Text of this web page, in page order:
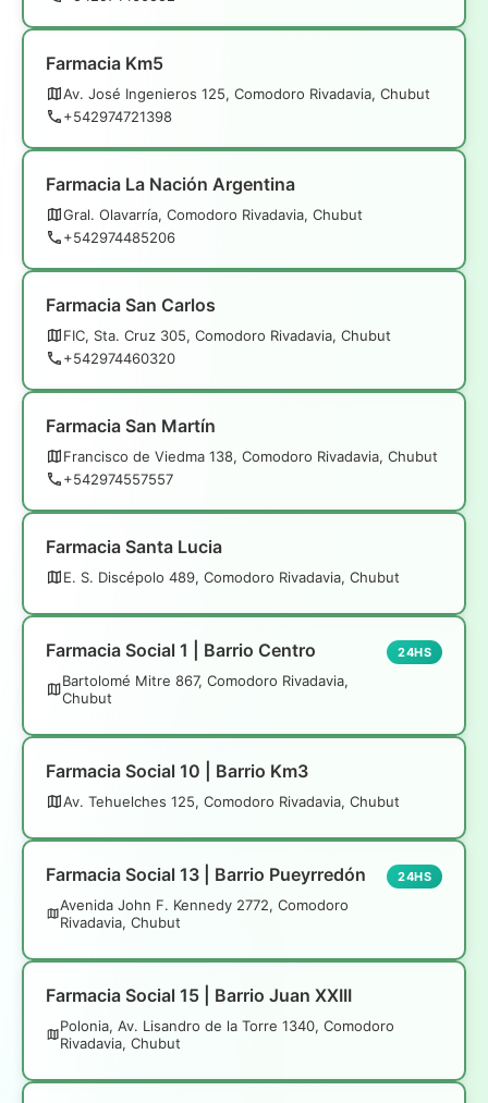
Farmacia Km5
Av. José Ingenieros 125, Comodoro Rivadavia, Chubut
+542974721398
Farmacia La Nación Argentina
Gral. Olavarría, Comodoro Rivadavia, Chubut
+542974485206
Farmacia San Carlos
FIC, Sta. Cruz 305, Comodoro Rivadavia, Chubut
+542974460320
Farmacia San Martín
Francisco de Viedma 138, Comodoro Rivadavia, Chubut
+542974557557
Farmacia Santa Lucia
E. S. Discépolo 489, Comodoro Rivadavia, Chubut
Farmacia Social 1 | Barrio Centro
Bartolomé Mitre 867, Comodoro Rivadavia,
Chubut
24HS
Farmacia Social 10 | Barrio Km3
Av. Tehuelches 125, Comodoro Rivadavia, Chubut
Farmacia Social 13 | Barrio Pueyrredón
Avenida John F. Kennedy 2772, Comodoro
Rivadavia, Chubut
24HS
Farmacia Social 15 | Barrio Juan XXIII
Polonia, Av. Lisandro de la Torre 1340, Comodoro
Rivadavia, Chubut